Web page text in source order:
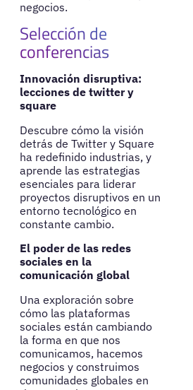
negocios.
Selección de
conferencias
Innovación disruptiva:
lecciones de twitter y
square
Descubre cómo la visión
detrás de Twitter y Square
ha redefinido industrias, y
aprende las estrategias
esenciales para liderar
proyectos disruptivos en un
entorno tecnológico en
constante cambio.
El poder de las redes
sociales en la
comunicación global
Una exploración sobre
cómo las plataformas
sociales están cambiando
la forma en que nos
comunicamos, hacemos
negocios y construimos
comunidades globales en